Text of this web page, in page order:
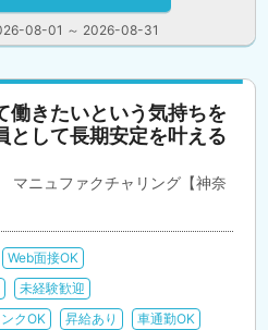
08-01 ～ 2026-08-31
働きたいという気持ちを
として長期安定を叶える
ニュファクチャリング【神奈
Web面接OK
未経験歓迎
クOK 昇給あり
車通勤OK